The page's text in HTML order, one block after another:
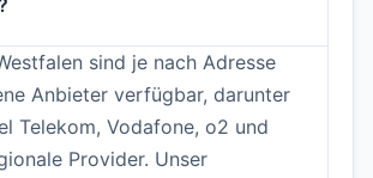
sind je nach Adresse
Anbieter verfügbar, darunter
Telekom, Vodafone, o2 und
Provider. Unser